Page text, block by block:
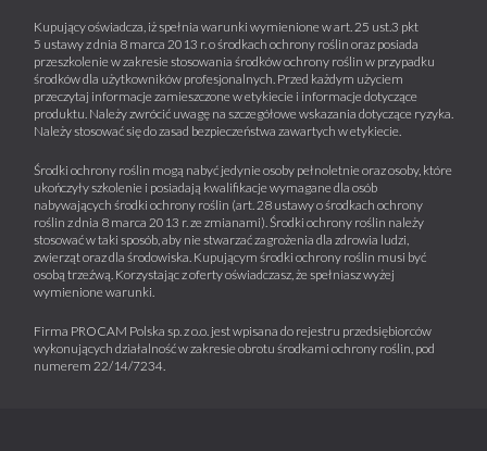
Kupujący oświadcza, iż spełnia warunki wymienione w art. 25 ust.3 pkt
5 ustawy z dnia 8 marca 2013 r. o środkach ochrony roślin oraz posiada
przeszkolenie w zakresie stosowania środków ochrony roślin w przypadku
środków dla użytkowników profesjonalnych. Przed każdym użyciem
przeczytaj informacje zamieszczone w etykiecie i informacje dotyczące
produktu. Należy zwrócić uwagę na szczegółowe wskazania dotyczące ryzyka.
Należy stosować się do zasad bezpieczeństwa zawartych w etykiecie.
Środki ochrony roślin mogą nabyć jedynie osoby pełnoletnie oraz osoby, które
ukończyły szkolenie i posiadają kwalifikacje wymagane dla osób
nabywających środki ochrony roślin (art. 28 ustawy o środkach ochrony
roślin z dnia 8 marca 2013 r. ze zmianami). Środki ochrony roślin należy
stosować w taki sposób, aby nie stwarzać zagrożenia dla zdrowia ludzi,
zwierząt oraz dla środowiska. Kupującym środki ochrony roślin musi być
osobą trzeźwą. Korzystając z oferty oświadczasz, że spełniasz wyżej
wymienione warunki.
Firma PROCAM Polska sp. z o.o. jest wpisana do rejestru przedsiębiorców
wykonujących działalność w zakresie obrotu środkami ochrony roślin, pod
numerem 22/14/7234.